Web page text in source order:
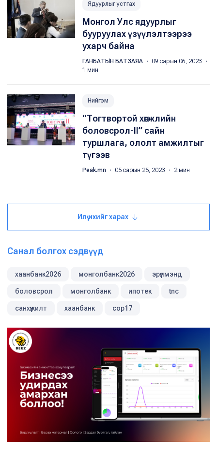
Ядуурлыг устгах
Монгол Улс ядуурлыг
бууруулах үзүүлэлтээрээ
ухарч байна
ГАНБАТЫН БАТЗАЯА ・ 09 сарын 06, 2023 ・
1 мин
Нийгэм
“Тогтвортой хөгжлийн
боловсрол-II” сайн
туршлага, ололт амжилтыг
түгээв
Peak.mn ・ 05 сарын 25, 2023 ・ 2 мин
Илүү ихийг харах
Санал болгох сэдвүүд
хаанбанк2026 монголбанк2026 эрүүлмэнд
боловсрол монголбанк ипотек tnc
санхүүжилт хаанбанк cop17